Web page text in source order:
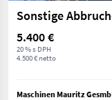
5.400 €
20 % s DPH
4.500 € netto
Maschinen Mauritz